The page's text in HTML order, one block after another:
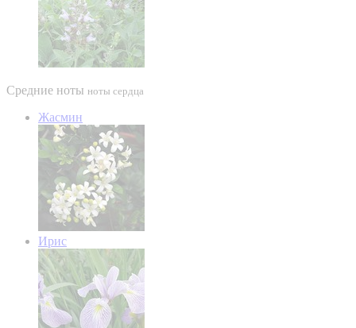
Средние ноты ноты сердца
Жасмин
Ирис